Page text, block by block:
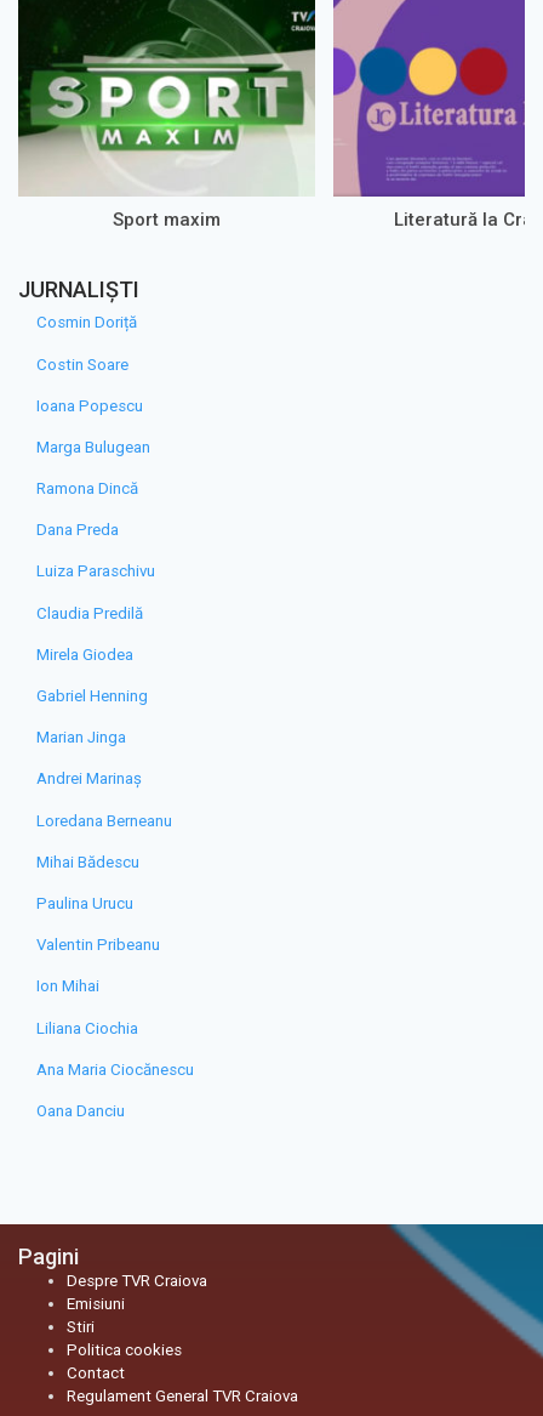
Sport maxim Literatură la
JURNALIȘTI
Cosmin Doriță
Costin Soare
Ioana Popescu
Marga Bulugean
Ramona Dincă
Dana Preda
Luiza Paraschivu
Claudia Predilă
Mirela Giodea
Gabriel Henning
Marian Jinga
Andrei Marinaș
Loredana Berneanu
Mihai Bădescu
Paulina Urucu
Valentin Pribeanu
Ion Mihai
Liliana Ciochia
Ana Maria Ciocănescu
Oana Danciu
Pagini
Despre TVR Craiova
Emisiuni
Stiri
Politica cookies
Contact
Regulament General TVR Craiova